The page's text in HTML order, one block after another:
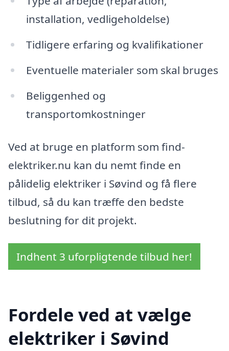
installation, vedligeholdelse)
Tidligere erfaring og kvalifikationer
Eventuelle materialer som skal bruges
Beliggenhed og
transportomkostninger
Ved at bruge en platform som find-
elektriker.nu kan du nemt finde en
pålidelig elektriker i Søvind og få flere
tilbud, så du kan træffe den bedste
beslutning for dit projekt.
Indhent 3 uforpligtende tilbud her!
Fordele ved at vælge
elektriker i Søvind